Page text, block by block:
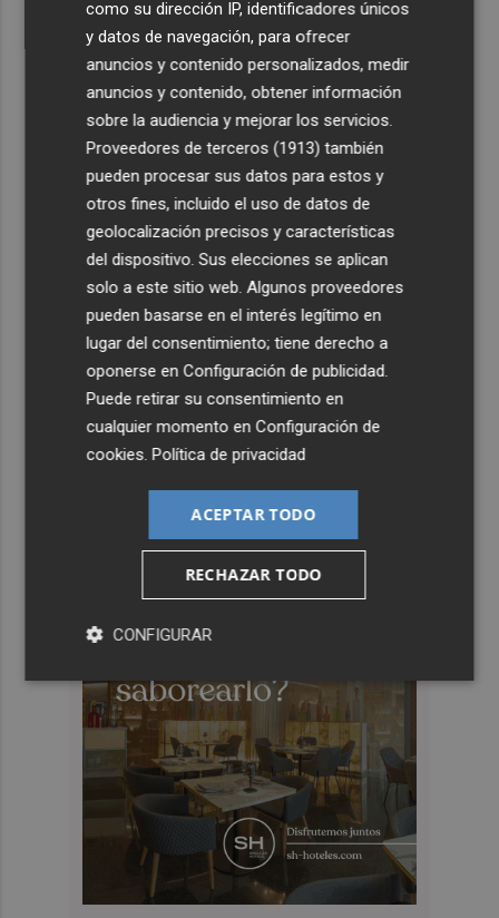
como su dirección IP, identificadores únicos
y datos de navegación, para ofrecer
anuncios y contenido personalizados, medir
anuncios y contenido, obtener información
sobre la audiencia y mejorar los servicios.
Proveedores de terceros (1913) también
pueden procesar sus datos para estos y
otros fines, incluido el uso de datos de
geolocalización precisos y características
del dispositivo. Sus elecciones se aplican
solo a este sitio web. Algunos proveedores
pueden basarse en el interés legítimo en
lugar del consentimiento; tiene derecho a
oponerse enConfiguración de publicidad.
Puede retirar su consentimiento en
cualquier momento enConfiguración de
cookies.Política de privacidad
ACEPTAR TODO
RECHAZAR TODO
CONFIGURAR